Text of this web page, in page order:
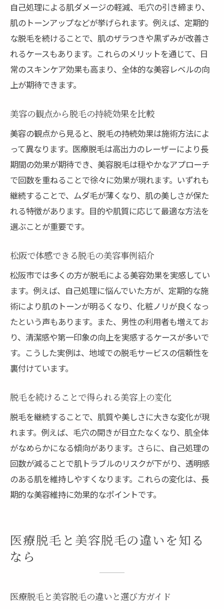
自己処理による肌ダメージの軽減、毛穴の引き締まり、
肌のトーンアップなどが挙げられます。例えば、定期的
な脱毛を続けることで、肌のザラつきや黒ずみが改善さ
れるケースもあります。これらのメリットを通じて、日
常のスキンケア効果も高まり、全体的な美容レベルの向
上が期待できます。
美容の観点から脱毛の持続効果を比較
美容の観点から見ると、脱毛の持続効果は施術方法によ
って異なります。医療脱毛は高出力のレーザーにより長
期間の効果が期待でき、美容脱毛は穏やかなアプローチ
で回数を重ねることで徐々に効果が現れます。いずれも
継続することで、ムダ毛が薄くなり、肌の美しさが保た
れる特徴があります。目的や肌質に応じて最適な方法を
選ぶことが重要です。
松阪で体感できる脱毛の美容事例紹介
松阪市では多くの方が脱毛による美容効果を実感してい
ます。例えば、自己処理に悩んでいた方が、定期的な施
術により肌のトーンが明るくなり、化粧ノリが良くなっ
たという声もあります。また、男性の利用者も増えてお
り、清潔感や第一印象の向上を実感するケースが多いで
す。こうした実例は、地域での脱毛サービスの信頼性を
裏付けています。
脱毛を続けることで得られる美容上の変化
脱毛を継続することで、肌質や美しさに大きな変化が現
れます。例えば、毛穴の開きが目立たなくなり、肌全体
がなめらかになる傾向があります。さらに、自己処理の
回数が減ることで肌トラブルのリスクが下がり、透明感
のある肌を維持しやすくなります。これらの変化は、長
期的な美容維持に効果的なポイントです。
医療脱毛と美容脱毛の違いを知る
なら
医療脱毛と美容脱毛の違いと選び方ガイド